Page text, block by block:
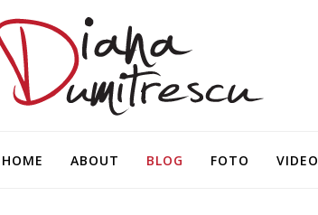
HOME ABOUT BLOG FOTO VIDEO